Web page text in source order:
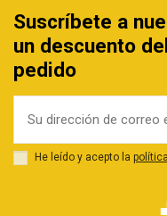
Suscríbete a
un descuento
pedido
He leído y acepto la